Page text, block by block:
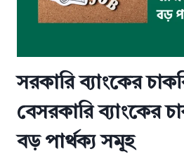
সরকারি ব্যাংকের
বেসরকারি ব্যাংকের
বড় পার্থক্য সমূহ